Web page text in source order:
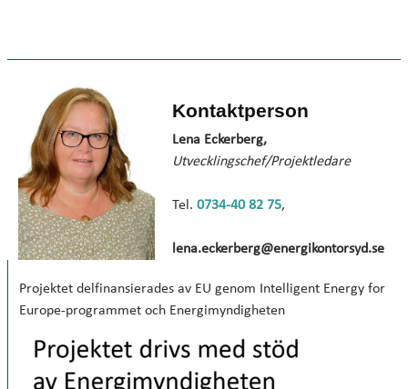
Kontaktperson
Lena Eckerberg,
Utvecklingschef/Projektledare
Tel. 0734-40 82 75,
lena.eckerberg@energikontorsyd.se
Projektet delfinansierades av EU genom Intelligent Energy for
Europe-programmet och Energimyndigheten